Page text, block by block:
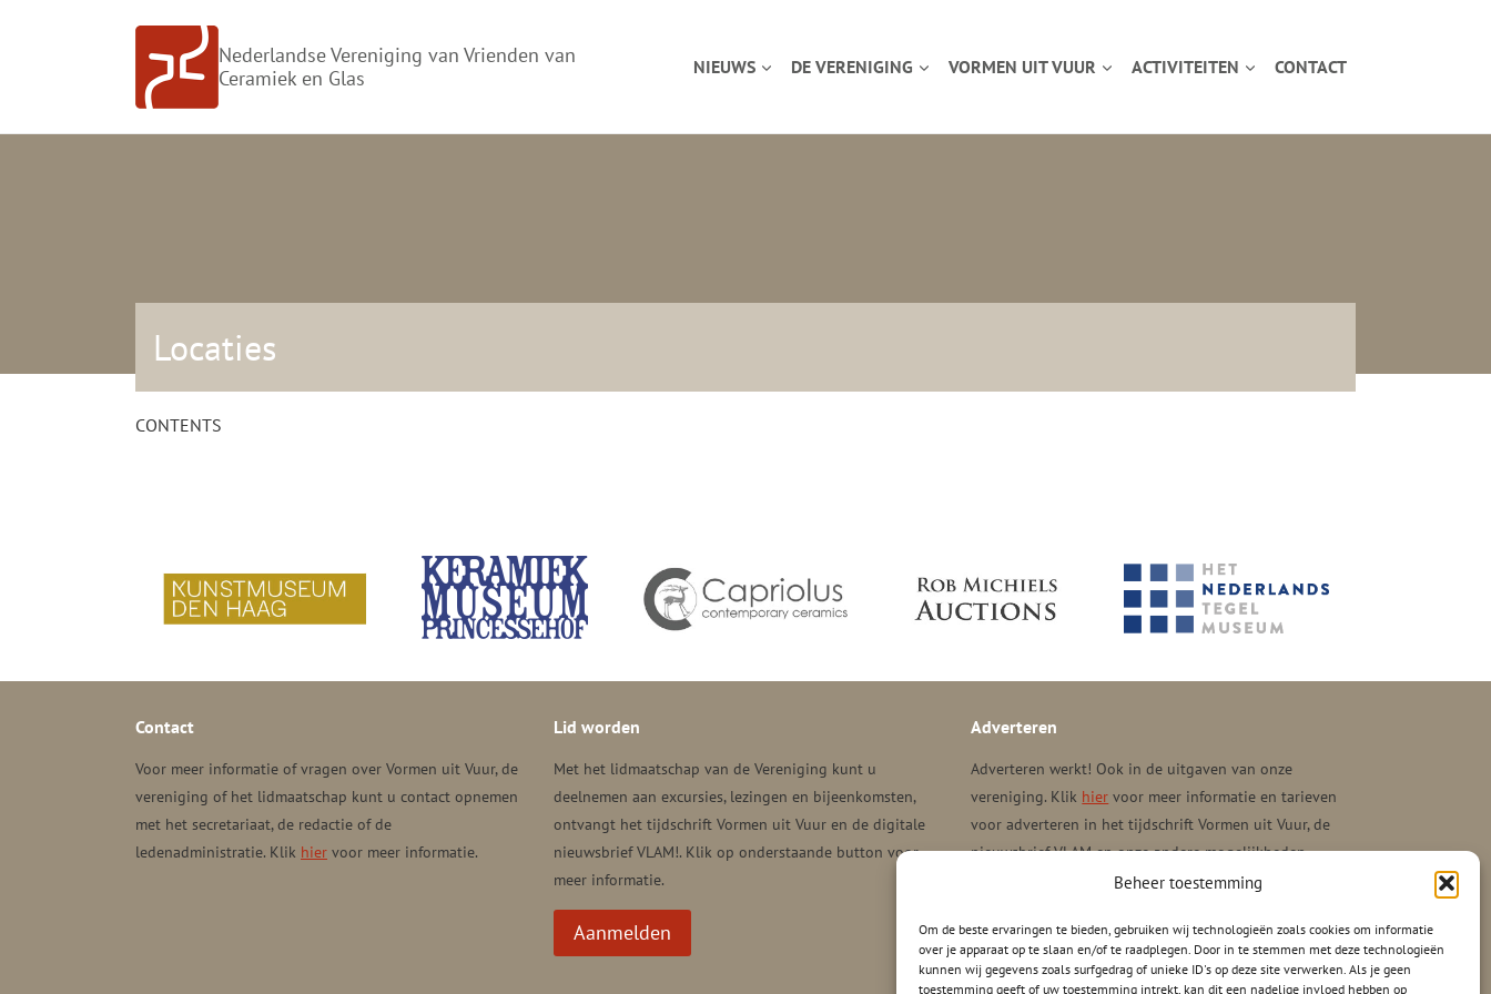
Beheer toestemming
Om de beste ervaringen te bieden, gebruiken wij technologieën zoals cookies om informatie
over je apparaat op te slaan en/of te raadplegen. Door in te stemmen met deze technologieën
kunnen wij gegevens zoals surfgedrag of unieke ID's op deze site verwerken. Als je geen
toestemming geeft of uw toestemming intrekt, kan dit een nadelige invloed hebben op
Nederlandse Vereniging van Vrienden van
Ceramiek en Glas
NIEUWS DE VERENIGING VORMEN UIT VUUR ACTIVITEITEN CONTACT
Locaties
CONTENTS
Contact
Voor meer informatie of vragen over Vormen uit Vuur, de
vereniging of het lidmaatschap kunt u contact opnemen
met het secretariaat, de redactie of de
ledenadministratie. Klik hier voor meer informatie.
Lid worden
Met het lidmaatschap van de Vereniging kunt u
deelnemen aan excursies, lezingen en bijeenkomsten,
ontvangt het tijdschrift Vormen uit Vuur en de digitale
nieuwsbrief VLAM!. Klik op onderstaande button voor
meer informatie.
Aanmelden
Adverteren
Adverteren werkt! Ook in de uitgaven van onze
vereniging. Klik hier voor meer informatie en tarieven
voor adverteren in het tijdschrift Vormen uit Vuur, de
nieuwsbrief VLAM en onze andere mogelijkheden.